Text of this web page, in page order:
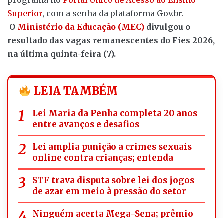
Superior, com a senha da plataforma Gov.br.
O Ministério da Educação (MEC) divulgou o
resultado das vagas remanescentes do Fies 2026,
na última quinta-feira (7).
LEIA TAMBÉM
Lei Maria da Penha completa 20 anos
entre avanços e desafios
Lei amplia punição a crimes sexuais
online contra crianças; entenda
STF trava disputa sobre lei dos jogos
de azar em meio à pressão do setor
Ninguém acerta Mega-Sena; prêmio